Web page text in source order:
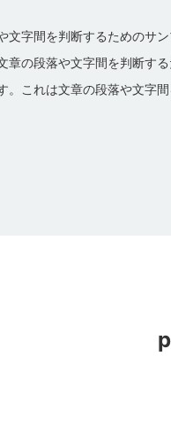
文字間を判断するためのサ
章の段落や文字間を判断す
。これは文章の段落や文字